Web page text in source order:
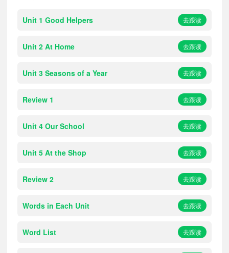
Unit 1 Good Helpers 去跟读
Unit 2 At Home 去跟读
Unit 3 Seasons of a Year 去跟读
Review 1 去跟读
Unit 4 Our School 去跟读
Unit 5 At the Shop 去跟读
Review 2 去跟读
Words in Each Unit 去跟读
Word List 去跟读